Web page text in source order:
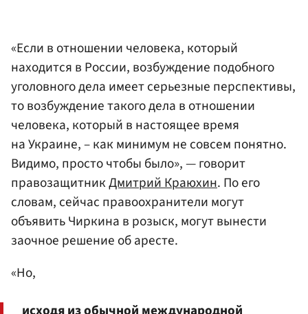
«Если в отношении человека, который
находится в России, возбуждение подобного
уголовного дела имеет серьезные перспективы,
то возбуждение такого дела в отношении
человека, который в настоящее время
на Украине, – как минимум не совсем понятно.
Видимо, просто чтобы было», — говорит
правозащитникДмитрий Краюхин. По его
словам, сейчас правоохранители могут
объявить Чиркина в розыск, могут вынести
заочное решение об аресте.
«Но,